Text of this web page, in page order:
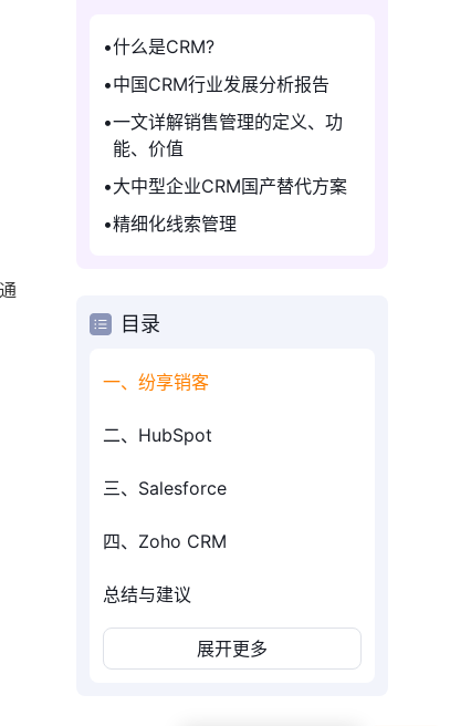
什么是CRM?
中国CRM行业发展分析报告
一文详解销售管理的定义、功
能、价值
大中型企业CRM国产替代方案
精细化线索管理
目录
一、纷享销客
二、HubSpot
三、Salesforce
四、Zoho CRM
总结与建议
展开更多